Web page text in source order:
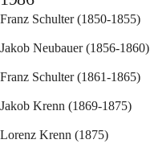
Franz Schulter (1850-1855)
Jakob Neubauer (1856-1860)
Franz Schulter (1861-1865)
Jakob Krenn (1869-1875)
Lorenz Krenn (1875)